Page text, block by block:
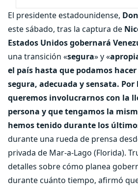
El presidente estadounidense,
este sábado, tras la captura de
Estados Unidos gobernará
una transición «segura» y «
el país hasta que podamos
segura, adecuada y sensata.
queremos involucrarnos con la
persona y que tengamos la
hemos tenido durante los
durante una rueda de prensa
privada de Mar-a-Lago (Florida).
detalles sobre cómo planea
durante cuánto tiempo, afirmó